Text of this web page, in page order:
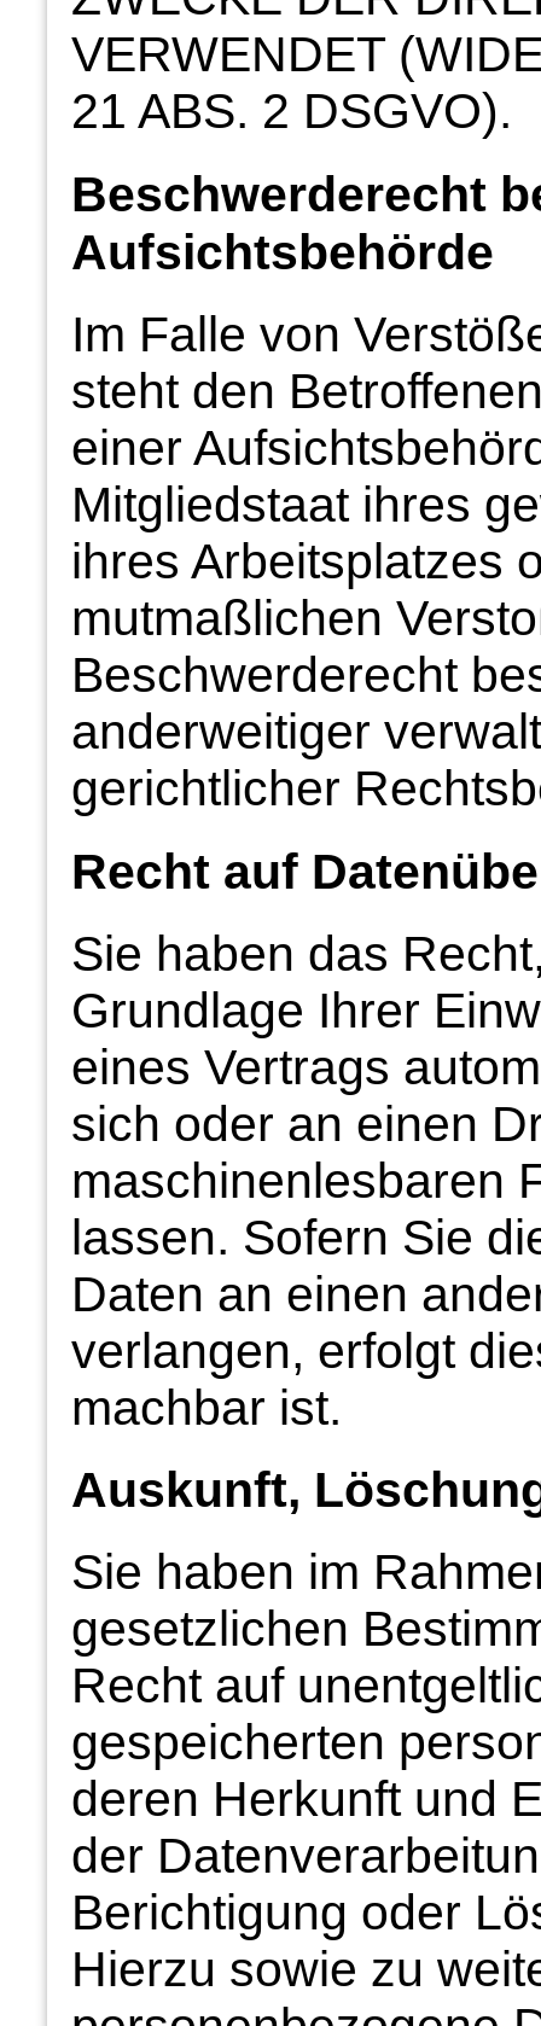
VERWENDET
21 ABS. 2 DSGVO).
Beschwerde­recht
Aufsichts­behörde
Im Falle von
steht den
einer
Mitgliedstaat ihres
ihres Arbeitsplatzes
mutmaßlichen
Beschwerderecht
anderweitiger
gerichtlicher
Recht auf
Sie haben das
Grundlage Ihrer
eines Vertrags
sich oder an einen
maschinenlesbaren
lassen. Sofern Sie
Daten an einen
verlangen, erfolgt
machbar ist.
Auskunft,
Sie haben im
gesetzlichen
Recht auf
gespeicherten
deren Herkunft und
der
Berichtigung oder
Hierzu sowie zu